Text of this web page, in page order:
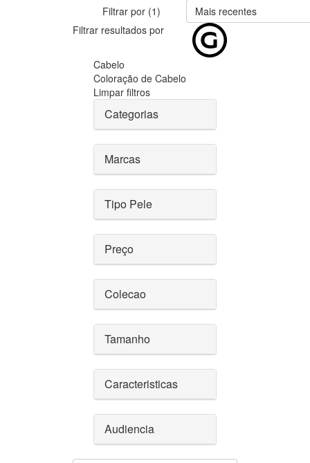
Filtrar por (1)
Mais recentes
Filtrar resultados por
Cabelo
Coloração de Cabelo
Limpar filtros
Categorias
Marcas
Tipo Pele
Preço
Colecao
Tamanho
Caracteristicas
Audiencia